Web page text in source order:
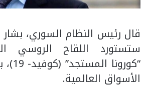
قال رئيس النظام السوري، بشار
ستستورد اللقاح الروسي
الأسواق العالمية.